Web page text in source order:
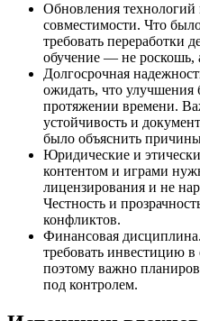
Обновления технологий
совместимости. Что
требовать переработки
обучение — не роскошь,
Долгосрочная
ожидать, что улучшения
протяжении времени.
устойчивость и
было объяснить
Юридические и
контентом и играми
лицензирования и не
Честность и
конфликтов.
Финансовая
требовать инвестицию
поэтому важно
под контролем.